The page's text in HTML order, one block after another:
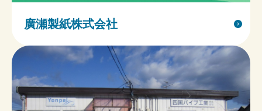
廣瀬製紙株式会社